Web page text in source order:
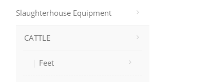
Slaughterhouse Equipment
CATTLE
Feet